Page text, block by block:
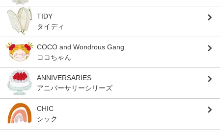
TIDY
タイディ
COCO and Wondrous Gang
ココちゃん
ANNIVERSARIES
アニバーサリーシリーズ
CHIC
シック